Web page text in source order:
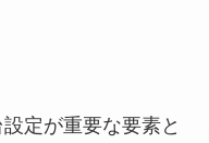
定が重要な要素と